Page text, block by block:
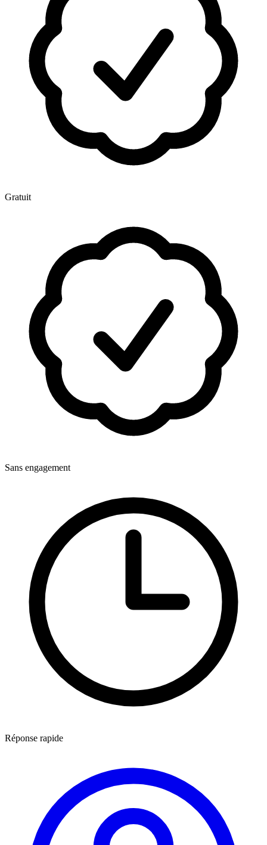
Gratuit
Sans engagement
Réponse rapide